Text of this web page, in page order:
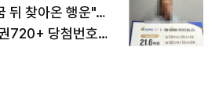
뒤 찾아온 행운"…
720+ 당첨번호조